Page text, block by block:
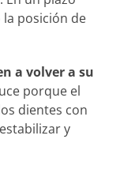
posición de
a volver a su
porque el
dientes con
y